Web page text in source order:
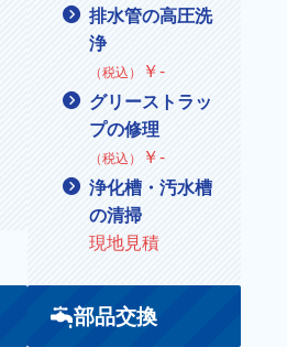
排水管の高圧洗
浄
（税込） ￥‐
グリーストラッ
プの修理
（税込） ￥‐
浄化槽・汚水槽
の清掃
現地見積
部品交換